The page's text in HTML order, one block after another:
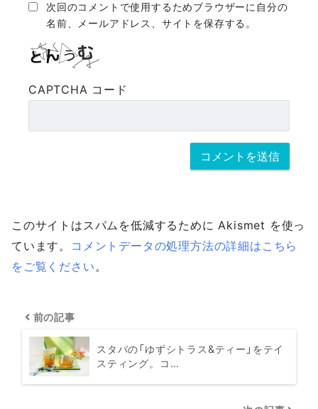
次回のコメントで使用するためブラウザーに自分の
名前、メールアドレス、サイトを保存する。
CAPTCHA コード
このサイトはスパムを低減するために Akismet を使っ
ています。 コメントデータの処理方法の詳細はこちら
をご覧ください 。
前の記事
スタバの「ゆずシトラス&ティー」をテイ
スティング。コ…